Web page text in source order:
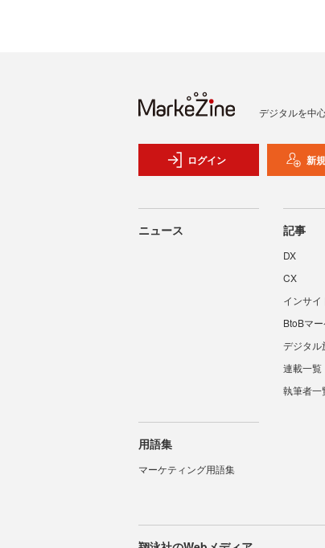
デジタルを中
ログイン 新
ニュース 記事
DX
CX
インサイ
BtoBマ
デジタル
連載一覧
執筆者一
用語集
マーケティング用語集